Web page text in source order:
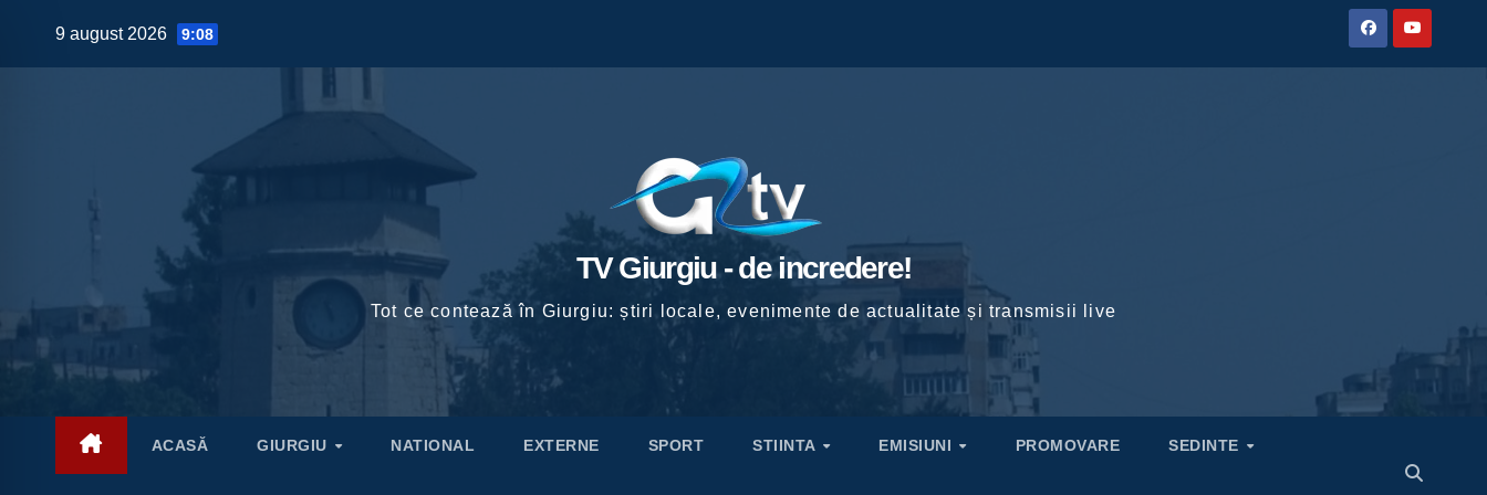
9 august 2026 9:08
TV Giurgiu - de incredere!
Tot ce contează în Giurgiu: știri locale, evenimente de actualitate și transmisii live
ACASĂ GIURGIU NATIONAL EXTERNE SPORT STIINTA EMISIUNI PROMOVARE SEDINTE